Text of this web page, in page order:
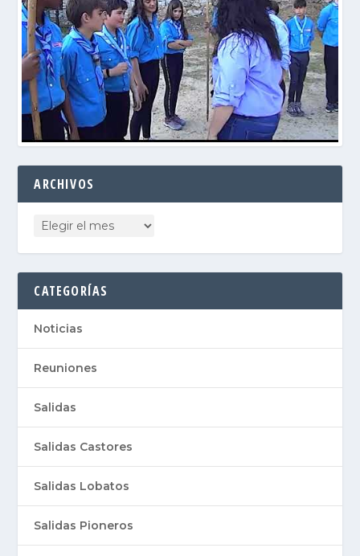
ARCHIVOS
CATEGORÍAS
Noticias
Reuniones
Salidas
Salidas Castores
Salidas Lobatos
Salidas Pioneros